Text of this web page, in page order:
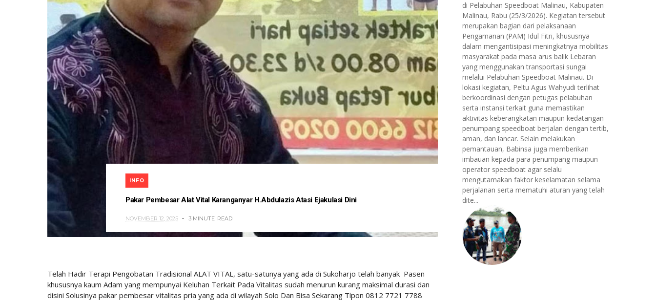
INFO
Pakar Pembesar Alat Vital Karanganyar H.Abdulazis Atasi Ejakulasi Dini
NOVEMBER 12, 2025 3 MINUTE READ
Telah Hadir Terapi Pengobatan Tradisional ALAT VITAL, satu-satunya yang ada di Sukoharjo telah banyak Pasen
khususnya kaum Adam yang mempunyai Keluhan Terkait Pada Vitalitas sudah menurun kurang maksimal durasi dan
disini Solusinya pakar pembesar vitalitas pria yang ada di wilayah Solo Dan Bisa Sekarang Tlpon 0812 7721 7788
di Pelabuhan Speedboat Malinau, Kabupaten
Malinau, Rabu (25/3/2026). Kegiatan tersebut
merupakan bagian dari pelaksanaan
Pengamanan (PAM) Idul Fitri, khususnya
dalam mengantisipasi meningkatnya mobilitas
masyarakat pada masa arus balik Lebaran
yang menggunakan transportasi sungai
melalui Pelabuhan Speedboat Malinau. Di
lokasi kegiatan, Peltu Agus Wahyudi terlihat
berkoordinasi dengan petugas pelabuhan
serta instansi terkait guna memastikan
aktivitas keberangkatan maupun kedatangan
penumpang speedboat berjalan dengan tertib,
aman, dan lancar. Selain melakukan
pemantauan, Babinsa juga memberikan
imbauan kepada para penumpang maupun
operator speedboat agar selalu
mengutamakan faktor keselamatan selama
perjalanan serta mematuhi aturan yang telah
dite...